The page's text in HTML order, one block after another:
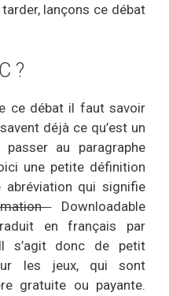
lançons ce débat
?
ce débat il faut savoir
déjà ce qu’est un
passer au paragraphe
une petite définition
abréviation qui signifie
Downloadable
en français par
s’agit donc de petit
les jeux, qui sont
gratuite ou payante.